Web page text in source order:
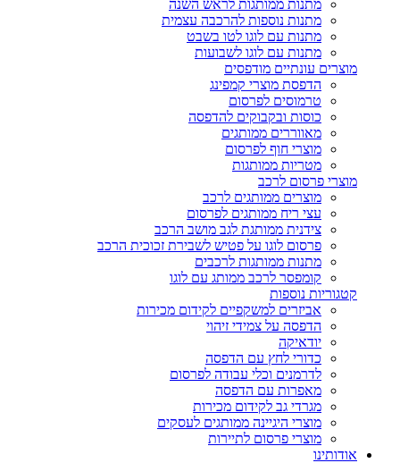
מתנות ממותגות לראש השנה
מתנות נוספות להרכבה עצמית
מתנות עם לוגו לטו בשבט
מתנות עם לוגו לשבועות
מוצרים עונתיים מודפסים
הדפסת מוצרי קמפינג
טרמוסים לפרסום
כוסות ובקבוקים להדפסה
מאווררים ממותגים
מוצרי חוף לפרסום
מטריות ממותגות
מוצרי פרסום לרכב
מוצרים ממותגים לרכב
עצי ריח ממותגים לפרסום
צידנית ממותגת לגב מושב הרכב
פרסום לוגו על פטיש לשבירת זכוכית הרכב
מתנות ממותגות לרכבים
קומפסר לרכב ממותג עם לוגו
קטגוריות נוספות
אביזרים למשקפיים לקידום מכירות
הדפסה על צמידי זיהוי
יודאיקה
כדורי לחץ עם הדפסה
לדרמנים וכלי עבודה לפרסום
מאפרות עם הדפסה
מגרדי גב לקידום מכירות
מוצרי היגיינה ממותגים לעסקים
מוצרי פרסום לתיירות
אודותינו